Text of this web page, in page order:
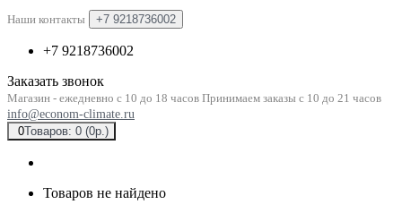
Наши контакты +7 9218736002
+7 9218736002
Заказать звонок
Магазин - ежедневно с 10 до 18 часов Принимаем заказы с 10 до 21 часов
info@econom-climate.ru
0Товаров: 0 (0р.)
Товаров не найдено